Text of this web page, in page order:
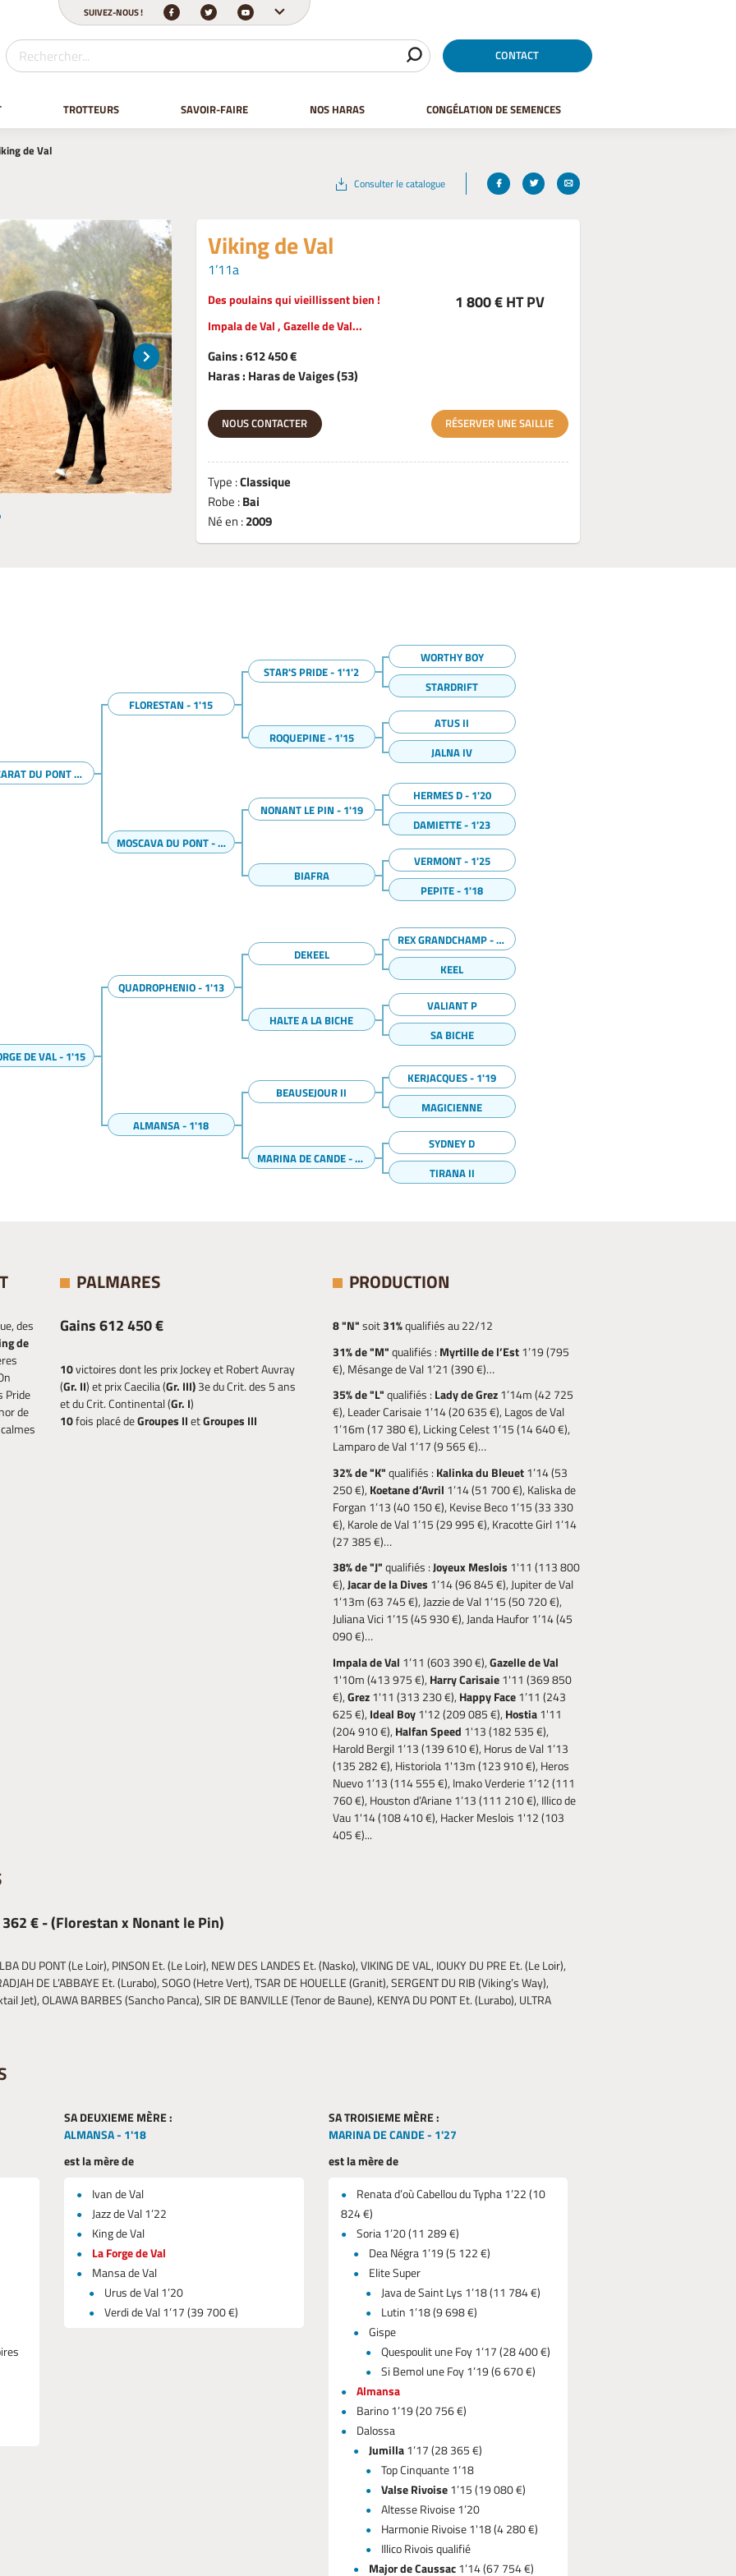
CONTACT
SUIVEZ-NOUS !
TROTTEURS SAVOIR-FAIRE NOS HARAS CONGÉLATION DE SEMENCES
de Val
Consulter le catalogue
Viking de Val
1’11a
Des poulains qui vieillissent bien !
Impala de Val , Gazelle de Val...
Gains : 612 450 €
Haras : Haras de Vaiges (53)
1 800 € HT PV
NOUS CONTACTER RÉSERVER UNE SAILLIE
Type :Classique
Robe :Bai
Né en :2009
BACCARAT DU PONT - 1'13
FLORESTAN - 1'15
STAR'S PRIDE - 1'1'2
WORTHY BOY
STARDRIFT
ROQUEPINE - 1'15
ATUS II
JALNA IV
MOSCAVA DU PONT - 1'20
NONANT LE PIN - 1'19
HERMES D - 1'20
DAMIETTE - 1'23
BIAFRA
VERMONT - 1'25
PEPITE - 1'18
DE VAL - 1'15
QUADROPHENIO - 1'13
DEKEEL
REX GRANDCHAMP - 1'18
KEEL
HALTE A LA BICHE
VALIANT P
SA BICHE
ALMANSA - 1'18
BEAUSEJOUR II
KERJACQUES - 1'19
MAGICIENNE
MARINA DE CANDE - 1'27
SYDNEY D
TIRANA II
des
de
Pride
de
PALMARES
Gains 612 450 €
10victoires dont les prix Jockey et Robert Auvray
(Gr. II) et prix Caecilia (Gr. III)3e du Crit. des 5 ans
et du Crit. Continental (Gr. I)
10fois placé deGroupes IIetGroupes III
PRODUCTION
8 "N"soit31%qualifiés au 22/12
31% de "M"qualifiés : Myrtille de l’Est1’19 (795
€), Mésange de Val 1’21 (390 €)…
35% de "L"qualifiés : Lady de Grez1’14m (42 725
€), Leader Carisaie 1’14 (20 635 €), Lagos de Val
1’16m (17 380 €), Licking Celest 1’15 (14 640 €),
Lamparo de Val 1’17 (9 565 €)…
32% de "K"qualifiés : Kalinka du Bleuet1’14 (53
250 €), Koetane d’Avril 1’14 (51 700 €), Kaliska de
Forgan 1’13 (40 150 €), Kevise Beco 1’15 (33 330
€), Karole de Val 1’15 (29 995 €), Kracotte Girl 1’14
(27 385 €)…
38% de "J"qualifiés :Joyeux Meslois 1'11 (113 800
€),Jacar de la Dives 1’14 (96 845 €), Jupiter de Val
1’13m (63 745 €), Jazzie de Val 1’15 (50 720 €),
Juliana Vici 1’15 (45 930 €), Janda Haufor 1’14 (45
090 €)…
Impala de Val 1’11 (603 390 €),Gazelle de Val
1'10m (413 975 €), Harry Carisaie1'11 (369 850
€),Grez1'11 (313 230 €), Happy Face1’11 (243
625 €), Ideal Boy1'12 (209 085 €), Hostia1'11
(204 910 €), Halfan Speed 1'13 (182 535 €),
Harold Bergil 1’13 (139 610 €), Horus de Val 1’13
(135 282 €), Historiola 1'13m (123 910 €), Heros
Nuevo 1’13 (114 555 €), Imako Verderie 1’12 (111
760 €), Houston d’Ariane 1’13 (111 210 €), Illico de
Vau 1'14 (108 410 €), Hacker Meslois 1'12 (103
405 €)...
362 € - (Florestan x Nonant le Pin)
DU PONT (Le Loir), PINSON Et. (Le Loir), NEW DES LANDES Et. (Nasko), VIKING DE VAL, IOUKY DU PRE Et. (Le Loir),
DE L’ABBAYE Et. (Lurabo), SOGO (Hetre Vert), TSAR DE HOUELLE (Granit), SERGENT DU RIB (Viking’s Way),
Jet), OLAWA BARBES (Sancho Panca), SIR DE BANVILLE (Tenor de Baune), KENYA DU PONT Et. (Lurabo), ULTRA
SA DEUXIEME MÈRE :
ALMANSA - 1'18
est la mère de
Ivan de Val
Jazz de Val 1’22
King de Val
La Forge de Val
Mansa de Val
Urus de Val 1’20
Verdi de Val 1’17 (39 700 €)
SA TROISIEME MÈRE :
MARINA DE CANDE - 1'27
est la mère de
Renata d’où Cabellou du Typha 1’22 (10
824 €)
Soria 1’20 (11 289 €)
Dea Négra 1’19 (5 122 €)
Elite Super
Java de Saint Lys 1’18 (11 784 €)
Lutin 1’18 (9 698 €)
Gispe
Quespoulit une Foy 1’17 (28 400 €)
Si Bemol une Foy 1’19 (6 670 €)
Almansa
Barino 1’19 (20 756 €)
Dalossa
Jumilla1’17 (28 365 €)
Top Cinquante 1’18
Valse Rivoise1’15 (19 080 €)
Altesse Rivoise 1’20
Harmonie Rivoise 1'18 (4 280 €)
Illico Rivois qualifié
Major de Caussac1’14 (67 754 €)